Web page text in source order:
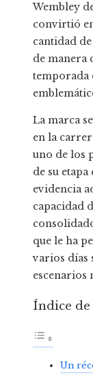
Wembley
convirtió
cantidad
de manera
temporada
La marca
en la
uno de los
de su
evidencia
capacidad
que le ha
varios días
escenarios
Índice de
Un